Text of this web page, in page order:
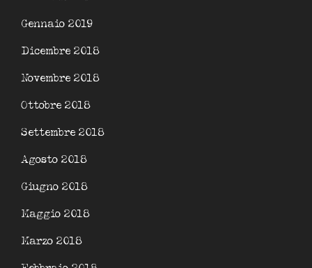
Gennaio 2019
Dicembre 2018
Novembre 2018
Ottobre 2018
Settembre 2018
Agosto 2018
Giugno 2018
Maggio 2018
Marzo 2018